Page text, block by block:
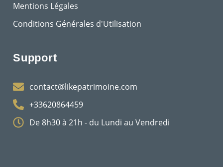
Mentions Légales
Conditions Générales d'Utilisation
Support
contact@likepatrimoine.com
+33620864459
De 8h30 à 21h - du Lundi au Vendredi